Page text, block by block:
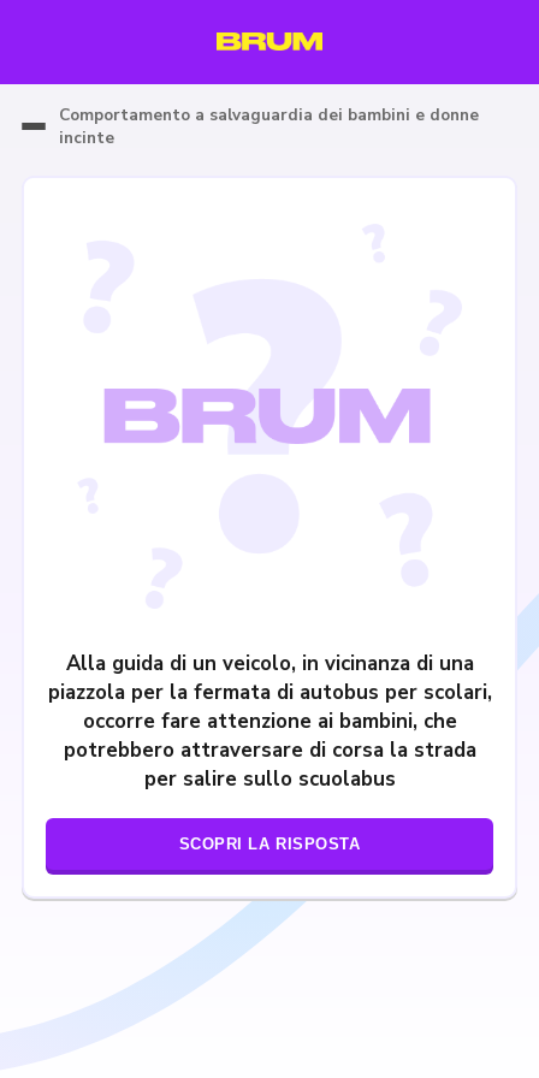
Comportamento a salvaguardia dei bambini e donne
incinte
Alla guida di un veicolo, in vicinanza di una
piazzola per la fermata di autobus per scolari,
occorre fare attenzione ai bambini, che
potrebbero attraversare di corsa la strada
per salire sullo scuolabus
SCOPRI LA RISPOSTA